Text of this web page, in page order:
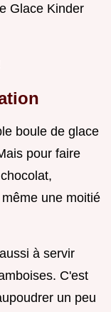
Glace Kinder
boule de glace
pour faire
une moitié
à servir
C'est
un peu